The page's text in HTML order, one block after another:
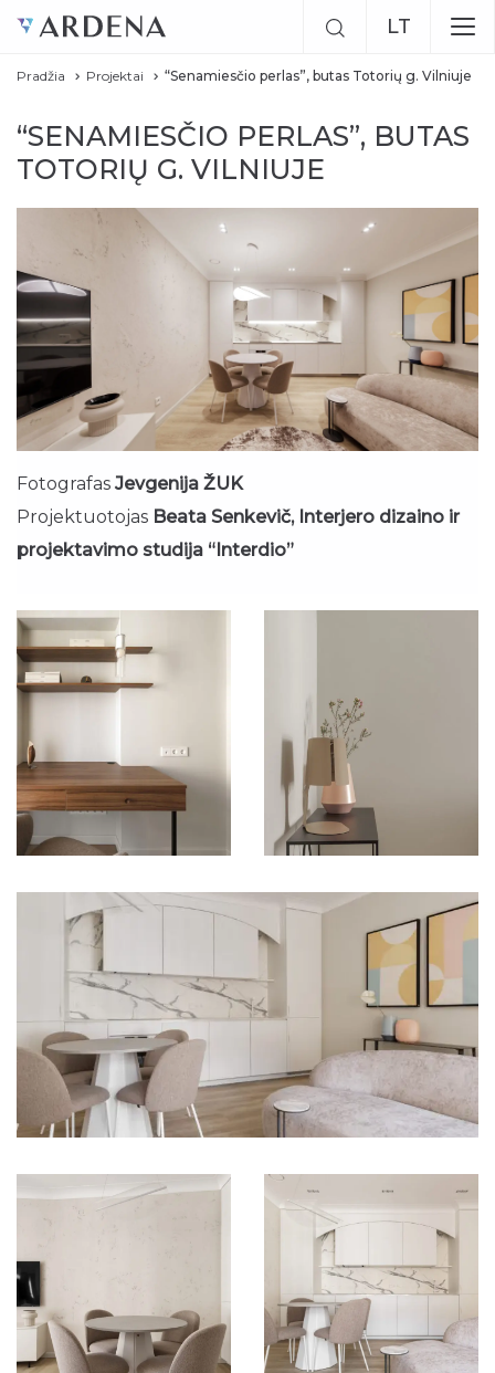
LT
EN
RU
Pradžia Projektai “Senamiesčio perlas”, butas Totorių g. Vilniuje
“SENAMIESČIO PERLAS”, BUTAS
TOTORIŲ G. VILNIUJE
Fotografas Jevgenija ŽUK
Projektuotojas Beata Senkevič, Interjero dizaino ir
projektavimo studija “Interdio”